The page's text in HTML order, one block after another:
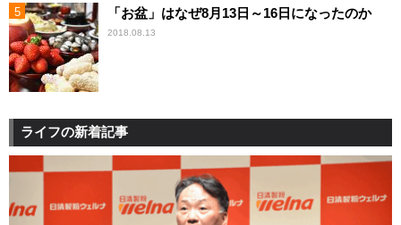
「お盆」はなぜ8月13日～16日になったのか
2018.08.13
ライフの新着記事